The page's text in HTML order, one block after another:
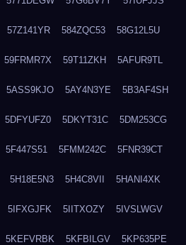
57Z141YR 584ZQC53 58G12L5U
59FRMR7X 59T11ZKH 5AFUR9TL
5ASS9KJO 5AY4N3YE 5B3AF4SH
5DFYUFZ0 5DKYT31C 5DM253CG
5F447S51 5FMM242C 5FNR39CT
5H18E5N3 5H4C8VII 5HANI4XK
5IFXGJFK 5IITXOZY 5IVSLWGV
5KEFVRBK 5KFBILGV 5KP635PE